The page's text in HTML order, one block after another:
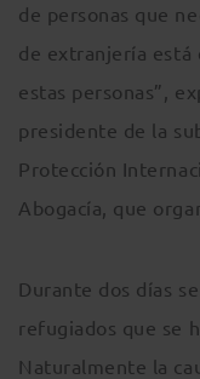
de personas que
de extranjería está
estas personas”,
presidente de la
Protección
Abogacía, que
Durante dos días
refugiados que se
Naturalmente la